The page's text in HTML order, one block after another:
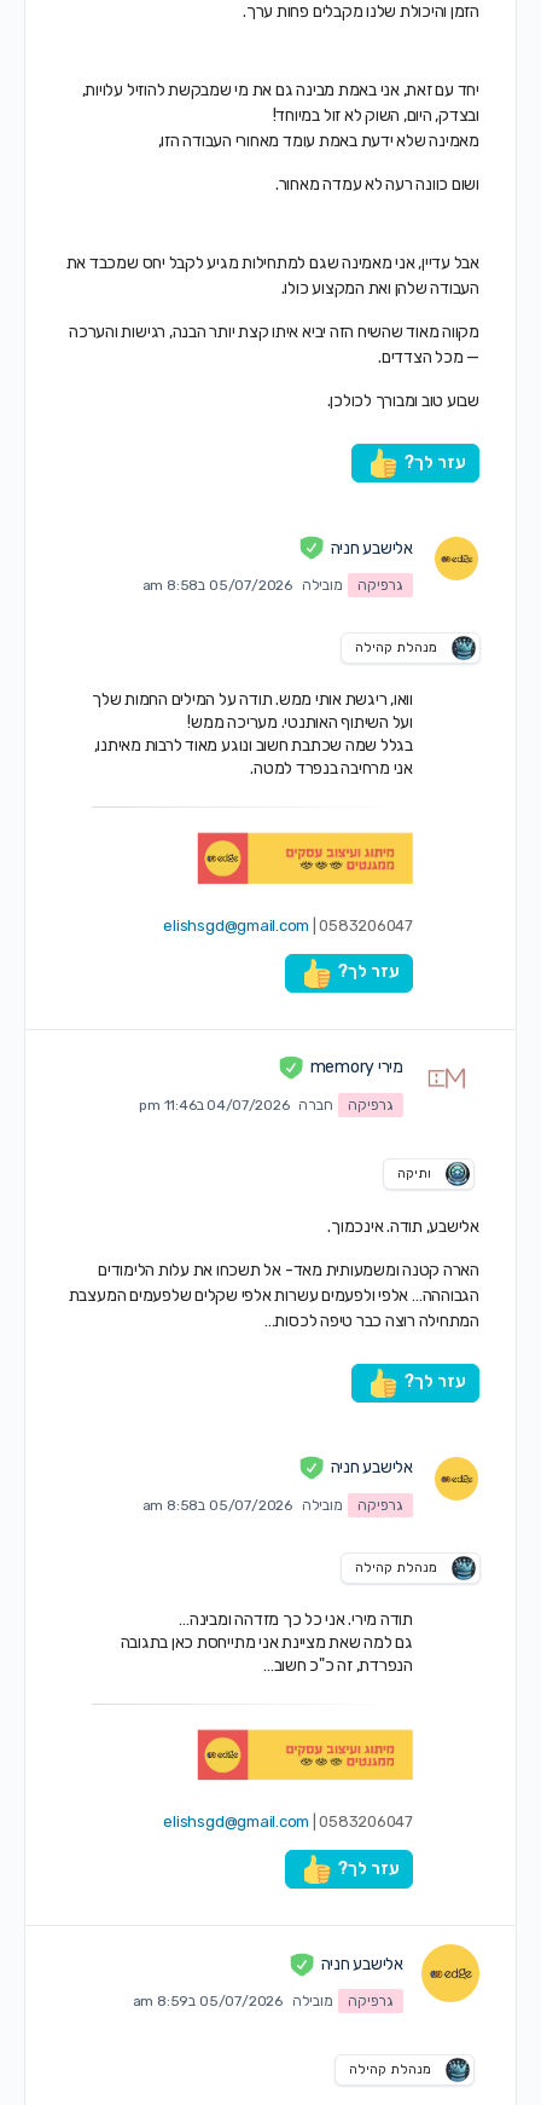
הזמן והיכולת שלנו מקבלים פחות ערך.
יחד עם זאת, אני באמת מבינה גם את מי שמבקשת להוזיל עלויות,
ובצדק, היום, השוק לא זול במיוחד!
מאמינה שלא ידעת באמת עומד מאחורי העבודה הזו,
ושום כוונה רעה לא עמדה מאחור.
אבל עדיין, אני מאמינה שגם למתחילות מגיע לקבל יחס שמכבד את
העבודה שלהן ואת המקצוע כולו.
מקווה מאוד שהשיח הזה יביא איתו קצת יותר הבנה, רגישות והערכה
— מכל הצדדים.
שבוע טוב ומבורך לכולכן.
עזר לך?
אלישבע חניה
גרפיקה מובילה 05/07/2026 ב8:58 am
מנהלת קהילה
וואו, ריגשת אותי ממש. תודה על המילים החמות שלך
ועל השיתוף האותנטי. מעריכה ממש!
בגלל שמה שכתבת חשוב ונוגע מאוד לרבות מאיתנו,
אני מרחיבה בנפרד למטה.
0583206047 |
elishsgd@gmail.com
עזר לך?
מירי memory
גרפיקה חברה 04/07/2026 ב11:46 pm
ותיקה
אלישבע, תודה. אינכמוך.
הארה קטנה ומשמעותית מאד- אל תשכחו את עלות הלימודים
הגבוההה… אלפי ולפעמים עשרות אלפי שקלים שלפעמים המעצבת
המתחילה רוצה כבר טיפה לכסות…
עזר לך?
אלישבע חניה
גרפיקה מובילה 05/07/2026 ב8:58 am
מנהלת קהילה
תודה מירי. אני כל כך מזדהה ומבינה…
גם למה שאת מציינת אני מתייחסת כאן בתגובה
הנפרדת, זה כ"כ חשוב…
0583206047 |
elishsgd@gmail.com
עזר לך?
אלישבע חניה
גרפיקה מובילה 05/07/2026 ב8:59 am
מנהלת קהילה